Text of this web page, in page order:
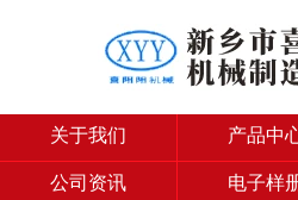
关于我们 产品中
公司资讯 电子样